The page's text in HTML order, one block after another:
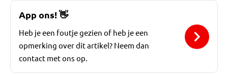
App ons!👋
Heb je een foutje gezien of heb je een
opmerking over dit artikel? Neem dan
contact met ons op.